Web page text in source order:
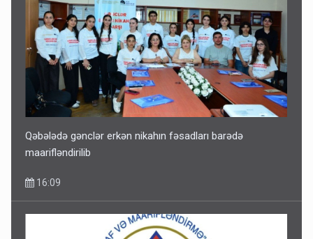
Qəbələdə gənclər erkən nikahın fəsadları barədə
maarifləndirilib
16:09